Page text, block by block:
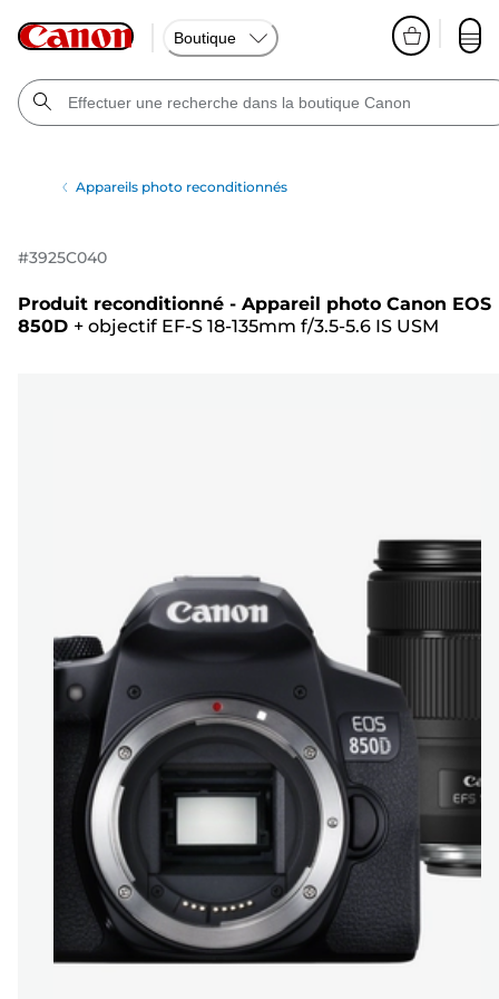
Boutique
Appareils photo reconditionnés
#3925C040
Produit reconditionné - Appareil photo Canon EOS
850D + objectif EF-S 18-135mm f/3.5-5.6 IS USM